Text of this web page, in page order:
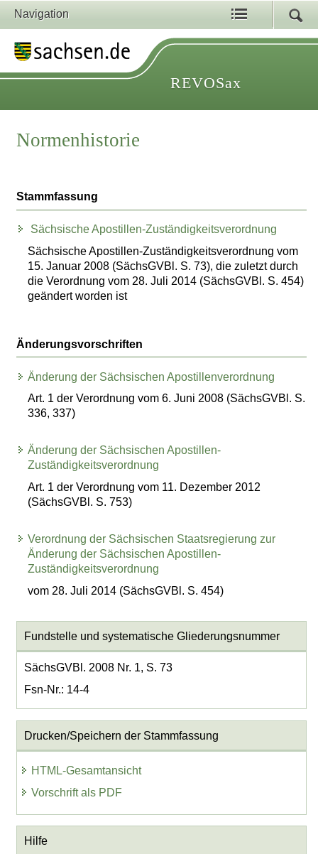
Navigation
REVOSax
Normenhistorie
Stammfassung
Sächsische Apostillen-Zuständigkeitsverordnung
Sächsische Apostillen-Zuständigkeitsverordnung vom
15. Januar 2008 (SächsGVBl. S. 73), die zuletzt durch
die Verordnung vom 28. Juli 2014 (SächsGVBl. S. 454)
geändert worden ist
Änderungsvorschriften
Änderung der Sächsischen Apostillenverordnung
Art. 1 der Verordnung vom 6. Juni 2008 (SächsGVBl. S.
336, 337)
Änderung der Sächsischen Apostillen-
Zuständigkeitsverordnung
Art. 1 der Verordnung vom 11. Dezember 2012
(SächsGVBl. S. 753)
Verordnung der Sächsischen Staatsregierung zur
Änderung der Sächsischen Apostillen-
Zuständigkeitsverordnung
vom 28. Juli 2014 (SächsGVBl. S. 454)
Fundstelle und systematische Gliederungsnummer
SächsGVBl. 2008 Nr. 1, S. 73
Fsn-Nr.: 14-4
Drucken/Speichern der Stammfassung
HTML-Gesamtansicht
Vorschrift als PDF
Hilfe